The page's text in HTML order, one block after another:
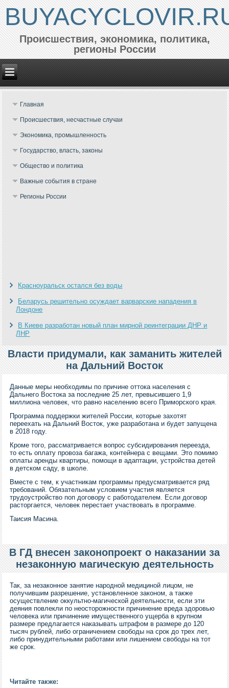
Происшествия, экономика, политика,
регионы России
Главная
Происшествия, несчастные случаи
Экономика, промышленность
Государство, власть, законы
Общество и политика
Важные события в стране
Регионы России
Красноуральск остался без воды
Беларусь решительно осуждает варварские нападения в
Лондоне
В Киеве разработан новый план мирной реинтеграции ДНР и
ЛНР
Власти придумали, как заманить жителей
на Дальний Восток
Данные меры необходимы по причине оттока населения с
Дальнего Востока за последние 25 лет, превысившего 1,9
миллиона человек, что равно населению всего Приморского края.
Программа поддержки жителей России, которые захотят
переехать на Дальний Восток, уже разработана и будет запущена
в 2018 году.
Кроме того, рассматривается вопрос субсидирования переезда,
то есть оплату провоза багажа, контейнера с вещами. Это помимо
оплаты аренды квартиры, помощи в адаптации, устройства детей
в детском саду, в школе.
Вместе с тем, к участникам программы предусматривается ряд
требований. Обязательным условием участия является
трудоустройство поп договору с работодателем. Если договор
расторгается, человек перестает участвовать в программе.
Таисия Масина.
В ГД внесен законопроект о наказании за
незаконную магическую деятельность
Так, за незаконное занятие народной медициной лицом, не
получившим разрешение, установленное законом, а также
осуществление оккультно-магической деятельности, если эти
деяния повлекли по неосторожности причинение вреда здоровью
человека или причинение имущественного ущерба в крупном
размере предлагается наказывать штрафом в размере до 120
тысяч рублей, либо ограничением свободы на срок до трех лет,
либо принудительными работами или лишением свободы на тот
же срок.
Читайте также: